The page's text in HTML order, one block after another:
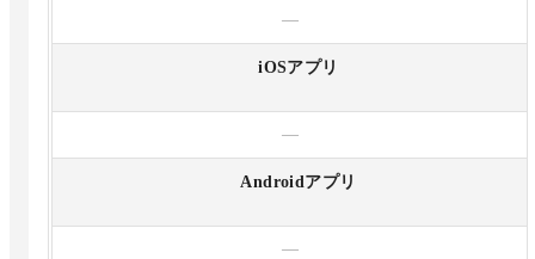
—
iOSアプリ
—
Androidアプリ
—